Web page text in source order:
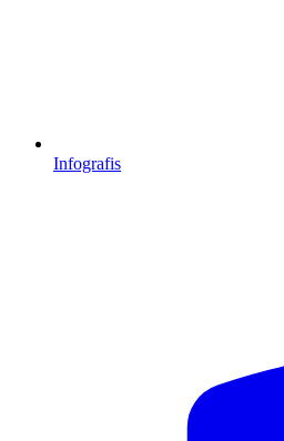
Infografis